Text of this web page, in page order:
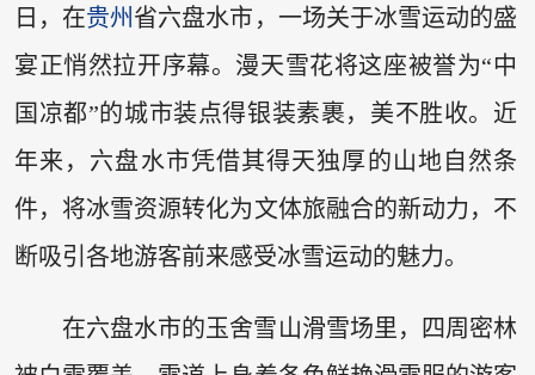
日，在贵州 省六盘水市，一场关于冰雪运动的盛
宴正悄然拉开序幕。漫天雪花将这座被誉为“中
国凉都”的城市装点得银装素裹，美不胜收。近
年来，六盘水市凭借其得天独厚的山地自然条
件，将冰雪资源转化为文体旅融合的新动力，不
断吸引各地游客前来感受冰雪运动的魅力。
在六盘水市的玉舍雪山滑雪场里，四周密林